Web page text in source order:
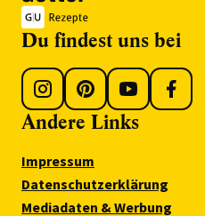
Du findest uns bei
Andere Links
Impressum
Datenschutzerklärung
Mediadaten & Werbung